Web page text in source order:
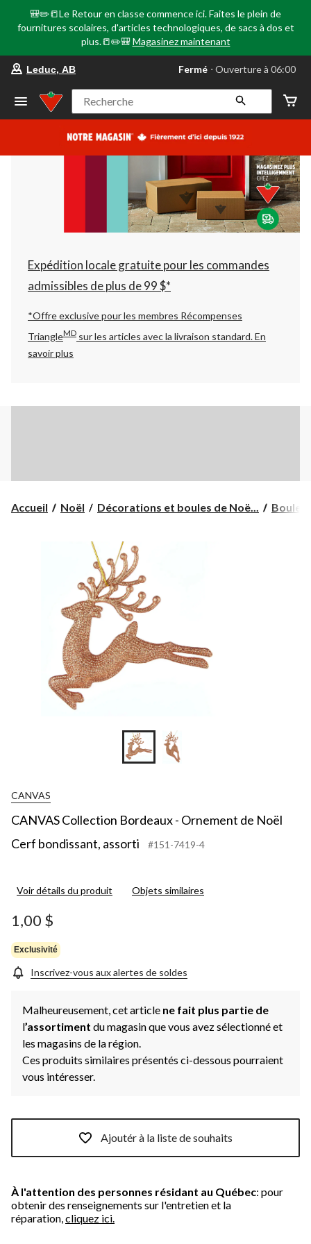
🎒✏️📒Le Retour en classe commence ici. Faites le plein de
fournitures scolaires, d'articles technologiques, de sacs à dos et
plus.📒✏️🎒 Magasinez maintenant
votre
préféré
Leduc,
AB,
courament
Ouverture
à
06:00
cliquer
pour
changer
Leduc, AB Fermé ⋅ Ouverture à 06:00
Recherche
Expédition locale gratuite pour les commandes
admissibles de plus de 99 $*
*Offre exclusive pour les membres Récompenses
TriangleMD sur les articles avec la livraison standard.En
savoir plus
Accueil Noël Décorations et boules de Noë... Boules
CANVAS
CANVAS Collection Bordeaux - Ornement de Noël
Cerf bondissant, assorti
#151-7419-4
Voir détails du produit Objets similaires
1,00 $
Exclusivité
Inscrivez-vous aux alertes de soldes
Malheureusement, cet article ne fait plus partie de
l’assortiment du magasin que vous avez sélectionné et
les magasins de la région.
Ces produits similaires présentés ci-dessous pourraient
vous intéresser.
Ajoutér à la liste de souhaits
À l'attention des personnes résidant au Québec: pour
obtenir des renseignements sur l'entretien et la
réparation, cliquez ici.